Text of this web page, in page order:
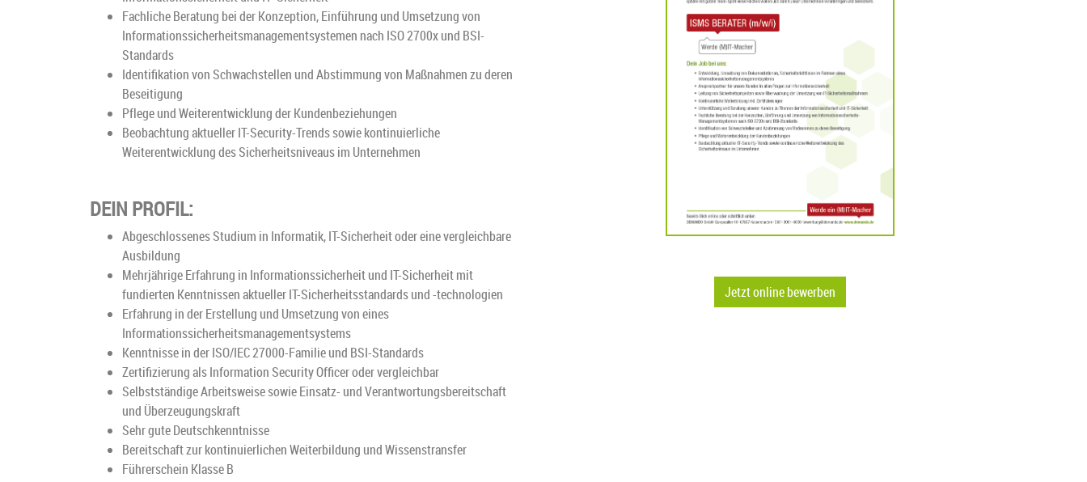
Fachliche Beratung bei der Konzeption, Einführung und Umsetzung von
Informationssicherheitsmanagementsystemen nach ISO 2700x und BSI-
Standards
Identifikation von Schwachstellen und Abstimmung von Maßnahmen zu deren
Beseitigung
Pflege und Weiterentwicklung der Kundenbeziehungen
Beobachtung aktueller IT-Security-Trends sowie kontinuierliche
Weiterentwicklung des Sicherheitsniveaus im Unternehmen
DEIN PROFIL:
Abgeschlossenes Studium in Informatik, IT-Sicherheit oder eine vergleichbare
Ausbildung
Mehrjährige Erfahrung in Informationssicherheit und IT-Sicherheit mit
fundierten Kenntnissen aktueller IT-Sicherheitsstandards und -technologien
Erfahrung in der Erstellung und Umsetzung von eines
Informationssicherheitsmanagementsystems
Kenntnisse in der ISO/IEC 27000-Familie und BSI-Standards
Zertifizierung als Information Security Officer oder vergleichbar
Selbstständige Arbeitsweise sowie Einsatz- und Verantwortungsbereitschaft
und Überzeugungskraft
Sehr gute Deutschkenntnisse
Bereitschaft zur kontinuierlichen Weiterbildung und Wissenstransfer
Führerschein Klasse B
Jetzt online bewerben